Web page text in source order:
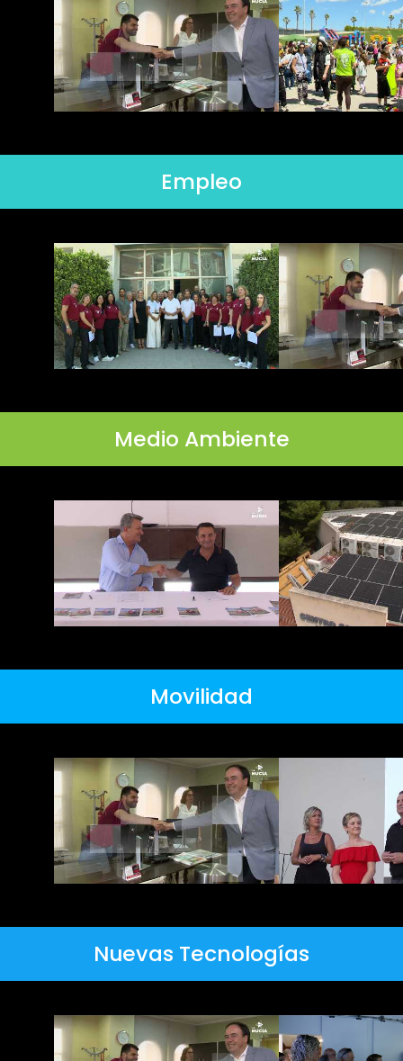
Empleo
Medio Ambiente
Movilidad
Nuevas Tecnologías